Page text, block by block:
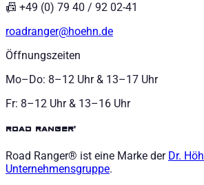
📠 +49 (0) 79 40 / 92 02-41
roadranger@hoehn.de
Öffnungszeiten
Mo–Do: 8–12 Uhr & 13–17 Uhr
Fr: 8–12 Uhr & 13–16 Uhr
road ranger®
Road Ranger® ist eine Marke der Dr.
Unternehmensgruppe.